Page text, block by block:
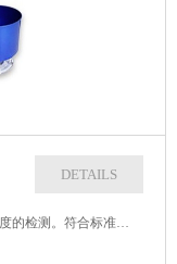
DETAILS
适用范围：用于羽绒羽毛及制品填充料的蓬松度的检测。符合标准：JIS L 1903技术参数：1、测量精度：1 mm2、量筒高度：600 mm3、测量高度：0-250mm、0-540cm³/g4、量筒内径：290mm1mm ...